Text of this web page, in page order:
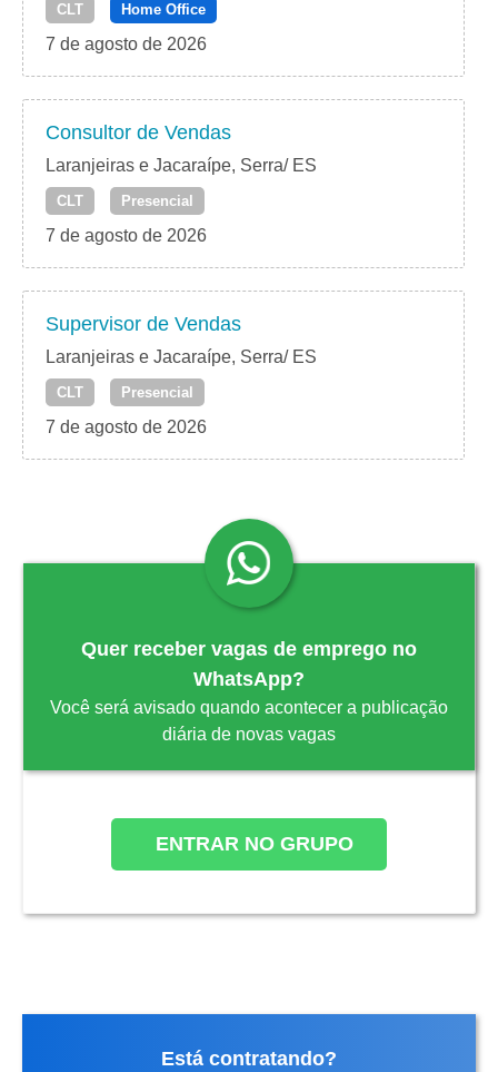
CLT Home Office
7 de agosto de 2026
Consultor de Vendas
Laranjeiras e Jacaraípe, Serra/ ES
CLT Presencial
7 de agosto de 2026
Supervisor de Vendas
Laranjeiras e Jacaraípe, Serra/ ES
CLT Presencial
7 de agosto de 2026
Quer receber vagas de emprego no
WhatsApp?
Você será avisado quando acontecer a publicação
diária de novas vagas
ENTRAR NO GRUPO
Está contratando?